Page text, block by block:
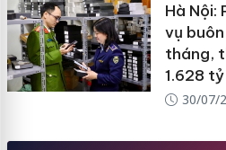
Hà Nội:
vụ
tháng,
1.628
30/07/